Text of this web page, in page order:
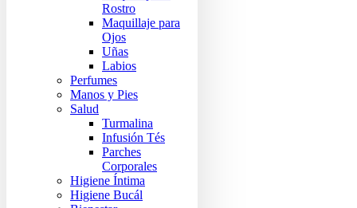
Rostro
Maquillaje para
Ojos
Uñas
Labios
Perfumes
Manos y Pies
Salud
Turmalina
Infusión Tés
Parches
Corporales
Higiene Íntima
Higiene Bucál